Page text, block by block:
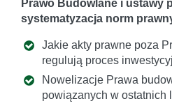
Prawo Budowlane i ustawy
systematyzacja norm
Jakie akty prawne poza
regulują proces
Nowelizacje Prawa
powiązanych w ostatnich